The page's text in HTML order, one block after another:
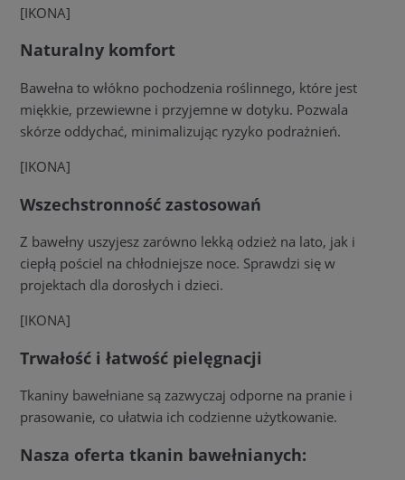
[IKONA]
Naturalny komfort
Bawełna to włókno pochodzenia roślinnego, które jest
miękkie, przewiewne i przyjemne w dotyku. Pozwala
skórze oddychać, minimalizując ryzyko podrażnień.
[IKONA]
Wszechstronność zastosowań
Z bawełny uszyjesz zarówno lekką odzież na lato, jak i
ciepłą pościel na chłodniejsze noce. Sprawdzi się w
projektach dla dorosłych i dzieci.
[IKONA]
Trwałość i łatwość pielęgnacji
Tkaniny bawełniane są zazwyczaj odporne na pranie i
prasowanie, co ułatwia ich codzienne użytkowanie.
Nasza oferta tkanin bawełnianych: